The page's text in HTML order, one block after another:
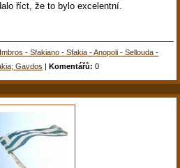
říct, že to bylo excelentní.
- Sfakiano - Sfakia - Anopoli - Sellouda -
Gavdos |Komentářů: 0